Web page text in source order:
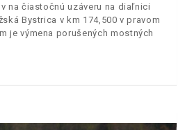
na čiastočnú uzáveru na diaľnici
Bystrica v km 174,500 v pravom
je výmena porušených mostných